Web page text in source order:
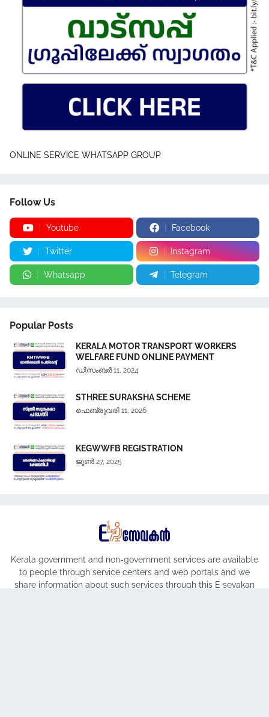
ONLINE SERVICE WHATSAPP GROUP
Follow Us
Youtube Facebook
Twitter Instagram
Whatsapp Telegram
Popular Posts
KERALA MOTOR TRANSPORT WORKERS
WELFARE FUND ONLINE PAYMENT
ഡിസംബർ 11, 2024
STHREE SURAKSHA SCHEME
ഫെബ്രുവരി 11, 2026
KEGWWFB REGISTRATION
ജൂൺ 27, 2025
Kerala government and non-government services are available
to people through service centers and web portals and we
share information about such services through this E sevakan